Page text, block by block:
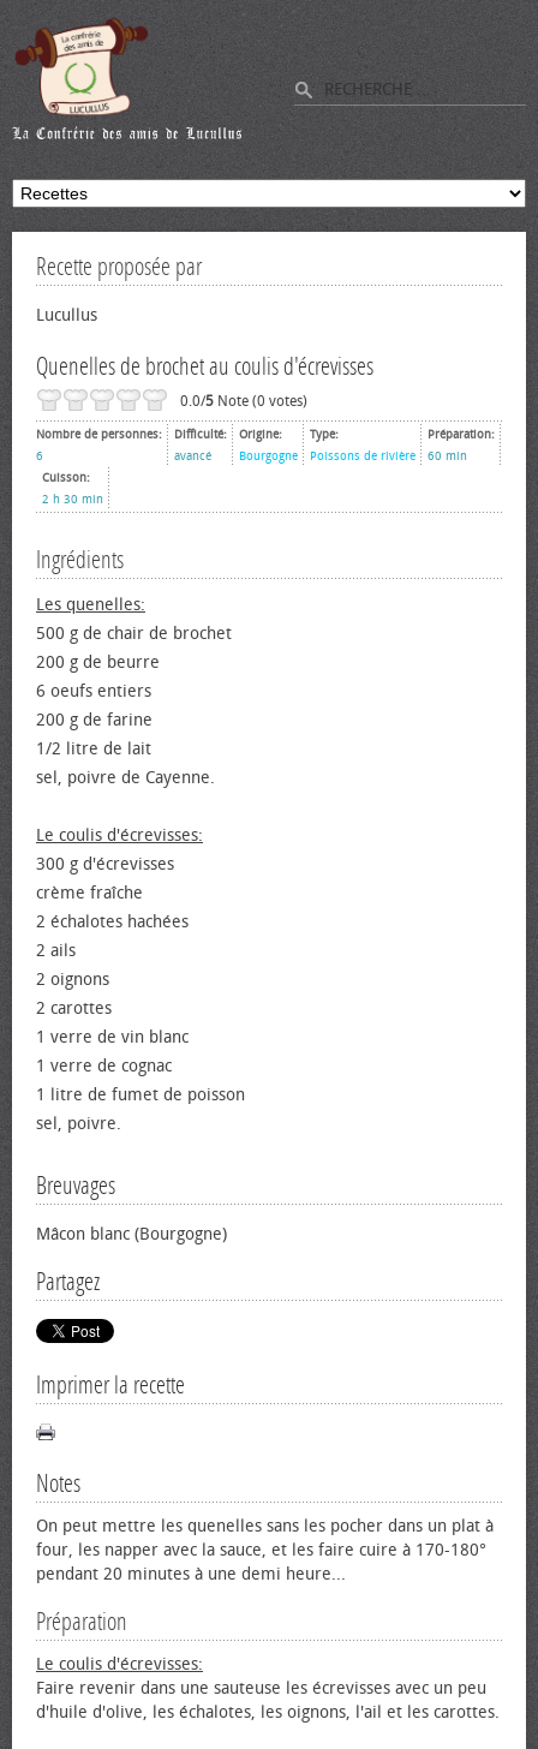
Recette proposée par
Lucullus
Quenelles de brochet au coulis d'écrevisses
0.0/5 Note (0 votes)
Nombre de personnes:
6
Difficulté:
avancé
Origine:
Bourgogne
Type:
Poissons de rivière
Préparation:
60 min
Cuisson:
2 h 30 min
Ingrédients
Les quenelles:
500 g de chair de brochet
200 g de beurre
6 œufs entiers
200 g de farine
1/2 litre de lait
sel, poivre de Cayenne.
Le coulis d'écrevisses:
300 g d'écrevisses
crème fraîche
2 échalotes hachées
2 ails
2 oignons
2 carottes
1 verre de vin blanc
1 verre de cognac
1 litre de fumet de poisson
sel, poivre.
Breuvages
Mâcon blanc (Bourgogne)
Partagez
Imprimer la recette
Notes
On peut mettre les quenelles sans les pocher dans un plat à
four, les napper avec la sauce, et les faire cuire à 170-180°
pendant 20 minutes à une demi heure...
Préparation
Le coulis d'écrevisses:
Faire revenir dans une sauteuse les écrevisses avec un peu
d'huile d'olive, les échalotes, les oignons, l'ail et les carottes.